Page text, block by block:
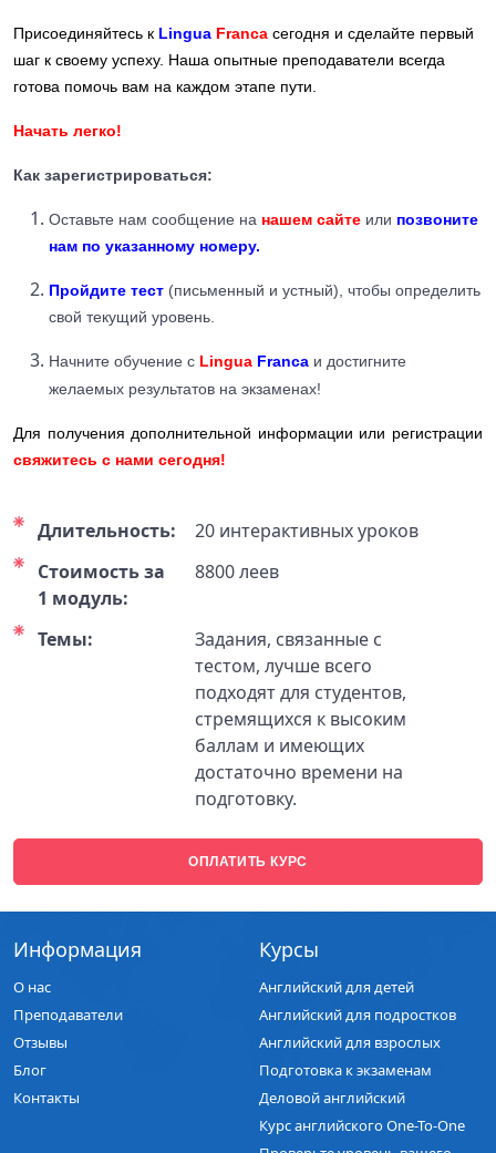
Присоединяйтесь к Lingua Franca сегодня и сделайте первый
шаг к своему успеху. Наша опытные преподаватели всегда
готова помочь вам на каждом этапе пути.
Начать легко!
Как зарегистрироваться:
Оставьте нам сообщение на нашем сайте или позвоните
нам по указанному номеру.
Пройдите тест (письменный и устный), чтобы определить
свой текущий уровень.
Начните обучение с Lingua Franca и достигните
желаемых результатов на экзаменах!
Для получения дополнительной информации или регистрации
свяжитесь с нами сегодня!
Длительность:
20 интерактивных уроков
Стоимость за
1 модуль:
8800 леев
Темы:
Задания, связанные с
тестом, лучше всего
подходят для студентов,
стремящихся к высоким
баллам и имеющих
достаточно времени на
подготовку.
ОПЛАТИТЬ КУРС
Информация
О нас
Преподаватели
Отзывы
Блог
Контакты
Курсы
Английский для детей
Английский для подростков
Английский для взрослых
Подготовка к экзаменам
Деловой английский
Курс английского One-To-One